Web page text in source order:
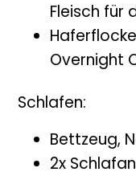
Fleisch für
Overnight
Schlafen:
Bettzeug,
2x